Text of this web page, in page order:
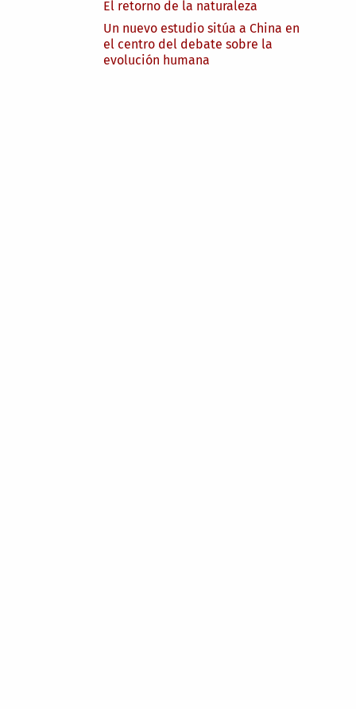
El retorno de la naturaleza
Un nuevo estudio sitúa a China en
el centro del debate sobre la
evolución humana